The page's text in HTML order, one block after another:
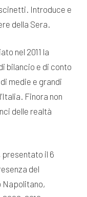
Introduce e
della Sera.
nel 2011 la
bilancio e di conto
medie e grandi
Finora non
delle realtà
presentato il 6
del
Napolitano,